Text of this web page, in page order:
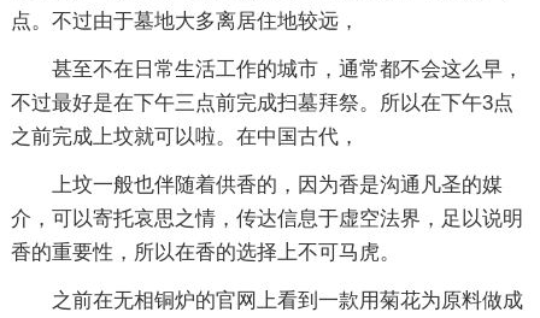
点。不过由于墓地大多离居住地较远，
甚至不在日常生活工作的城市，通常都不会这么早，
不过最好是在下午三点前完成扫墓拜祭。所以在下午3点
之前完成上坟就可以啦。在中国古代，
上坟一般也伴随着供香的，因为香是沟通凡圣的媒
介，可以寄托哀思之情，传达信息于虚空法界，足以说明
香的重要性，所以在香的选择上不可马虎。
之前在无相铜炉的官网上看到一款用菊花为原料做成